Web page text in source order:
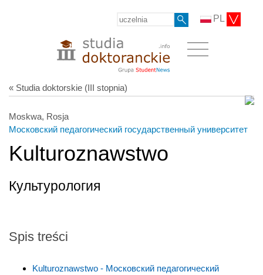
PL
« Studia doktorskie (III stopnia)
Moskwa, Rosja
Московский педагогический государственный университет
Kulturoznawstwo
Культурология
Spis treści
Kulturoznawstwo - Московский педагогический